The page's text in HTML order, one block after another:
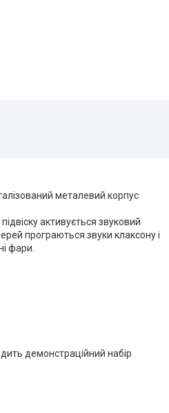
металевий корпус
активується звуковий
програються звуки клаксону і
фари.
демонстраційний набір